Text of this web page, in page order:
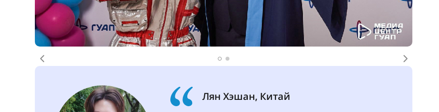
разговорные клубы для общения на разных языках,
где вы можете не только вживую попрактиковаться
в общении и разговорной речи, но также узнать
что-то новое о культуре или менталитете других
Приемная кампания